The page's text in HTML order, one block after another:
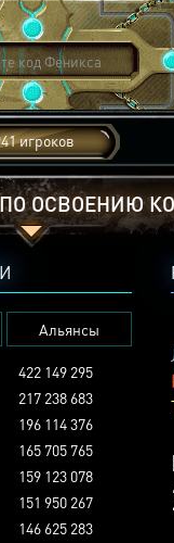
игроков
ОСВОЕНИЮ
Альянсы
422 149 295
217 238 683
196 114 376
165 705 765
159 123 078
151 950 267
146 625 283